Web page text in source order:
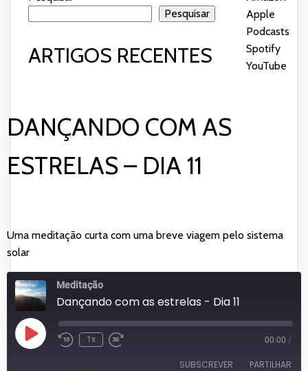
YouTube
INCORPORAR
Apple
Podcasts
Spotify
YouTube
DANÇANDO COM AS
ESTRELAS – DIA 11
Uma meditação curta com uma breve viagem pelo sistema
solar
Meditação
Dançando com as estrelas - Dia 11
Reproduzir
episódio
1x 00:00 /
SUBSCREVER PARTILHAR
Pesquisar
ARTIGOS RECENTES